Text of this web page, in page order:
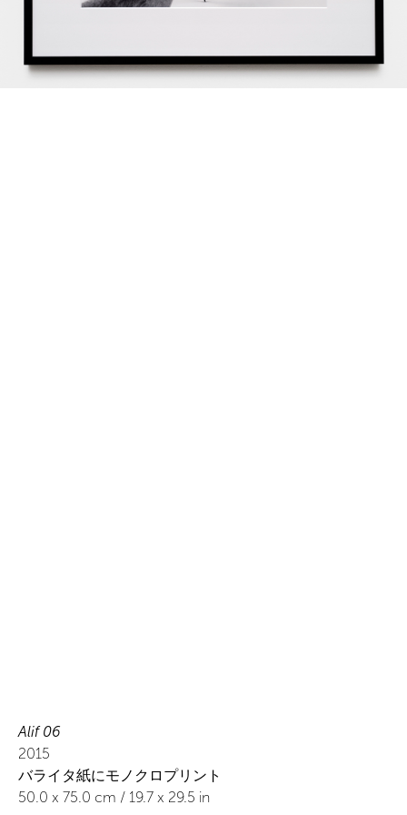
Alif 06
2015
バライタ紙にモノクロプリント
50.0 x 75.0 cm / 19.7 x 29.5 in